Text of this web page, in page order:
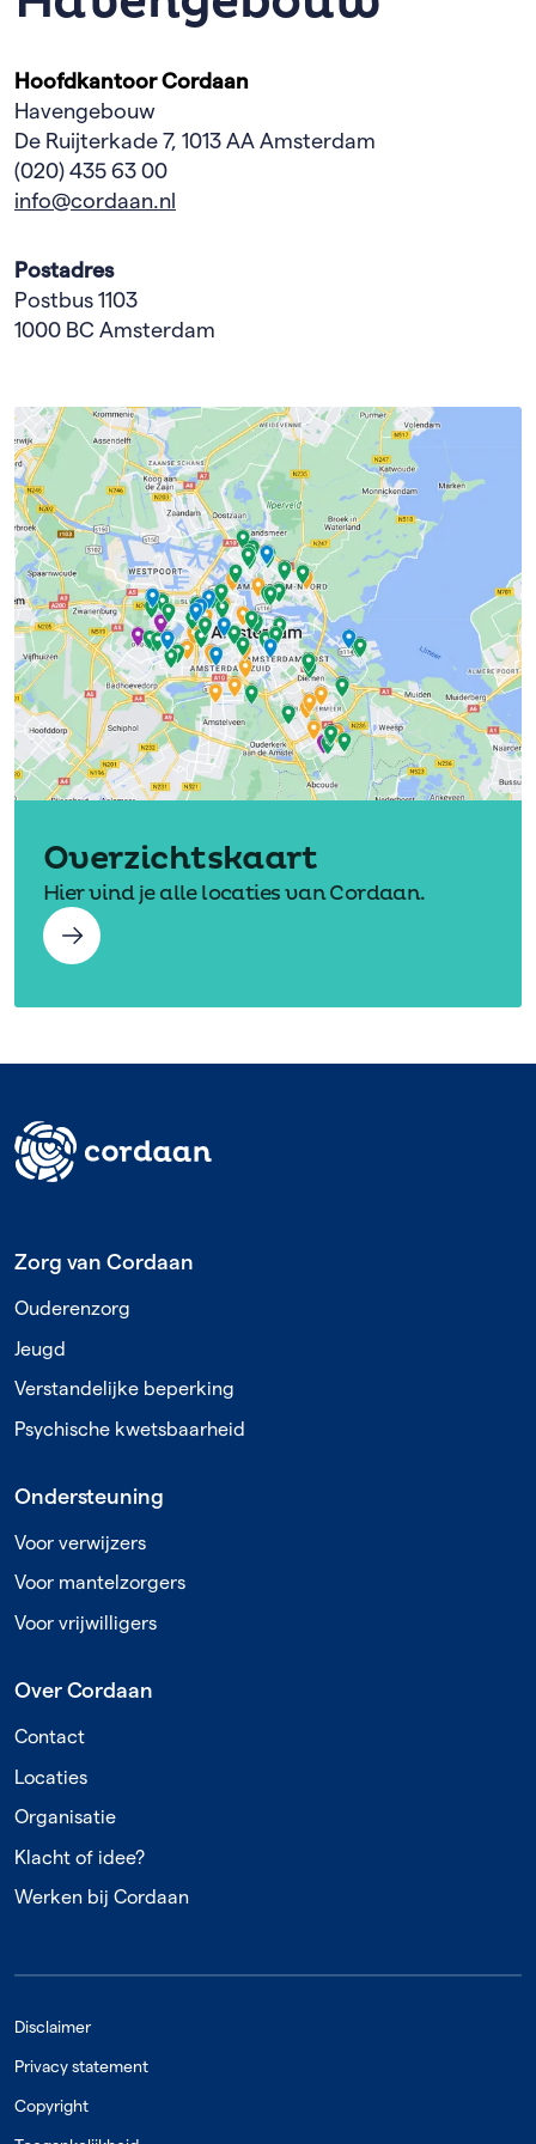
Ziekenhuizen (IAZ), Vereniging Gehandicaptenzorg
Inkoopmanagement (NEVI).
Lees hier de inkoopvoorwaarden(download link)
Hoofdkantoor Cordaan
Havengebouw
De Ruijterkade 7, 1013 AA Amsterdam
(020) 435 63 00
info@cordaan.nl
Postadres
Postbus 1103
1000 BC Amsterdam
Overzichtskaart
Hier vind je alle locaties van Cordaan.
Overzichtskaart
Footer
Zorg van Cordaan
Ouderenzorg
Jeugd
Verstandelijke beperking
Psychische kwetsbaarheid
Ondersteuning
Voor verwijzers
Voor mantelzorgers
Voor vrijwilligers
Over Cordaan
Contact
Locaties
Organisatie
Klacht of idee?
Werken bij Cordaan
Disclaimer
Privacy statement
Copyright